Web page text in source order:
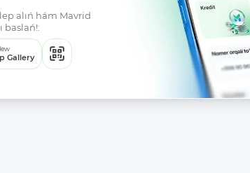
alıń hám Mavrid
baslań!:
Gallery